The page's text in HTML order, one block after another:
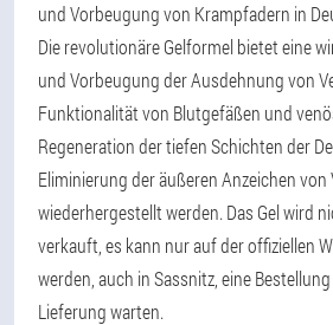
und Vorbeugung von Krampfadern in
Die revolutionäre Gelformel bietet eine
und Vorbeugung der Ausdehnung von
Funktionalität von Blutgefäßen und
Regeneration der tiefen Schichten der
Eliminierung der äußeren Anzeichen von
wiederhergestellt werden. Das Gel wird
verkauft, es kann nur auf der offiziellen
werden, auch in Sassnitz, eine
Lieferung warten.